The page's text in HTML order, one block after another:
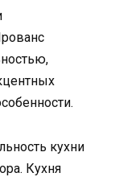
кухни
Кухня